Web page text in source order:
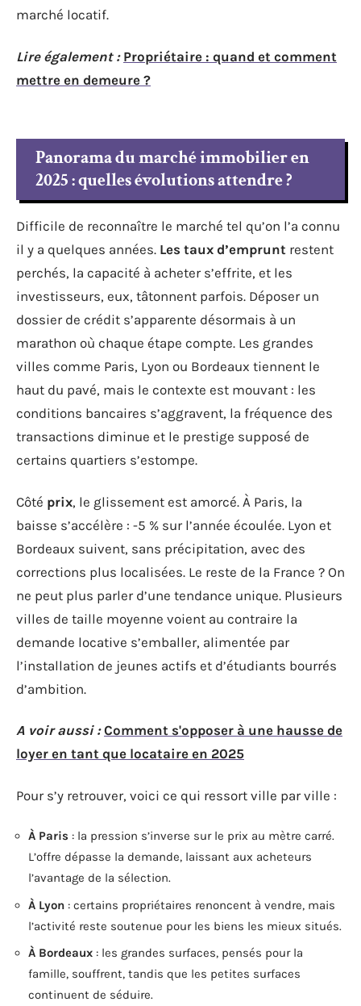
marché locatif.
Lire également : Propriétaire : quand et comment
mettre en demeure ?
Panorama du marché immobilier en
2025 : quelles évolutions attendre ?
Difficile de reconnaître le marché tel qu’on l’a connu
il y a quelques années. Les taux d’emprunt restent
perchés, la capacité à acheter s’effrite, et les
investisseurs, eux, tâtonnent parfois. Déposer un
dossier de crédit s’apparente désormais à un
marathon où chaque étape compte. Les grandes
villes comme Paris, Lyon ou Bordeaux tiennent le
haut du pavé, mais le contexte est mouvant : les
conditions bancaires s’aggravent, la fréquence des
transactions diminue et le prestige supposé de
certains quartiers s’estompe.
Côté prix, le glissement est amorcé. À Paris, la
baisse s’accélère : -5 % sur l’année écoulée. Lyon et
Bordeaux suivent, sans précipitation, avec des
corrections plus localisées. Le reste de la France ? On
ne peut plus parler d’une tendance unique. Plusieurs
villes de taille moyenne voient au contraire la
demande locative s’emballer, alimentée par
l’installation de jeunes actifs et d’étudiants bourrés
d’ambition.
A voir aussi : Comment s'opposer à une hausse de
loyer en tant que locataire en 2025
Pour s’y retrouver, voici ce qui ressort ville par ville :
À Paris : la pression s’inverse sur le prix au mètre carré.
L’offre dépasse la demande, laissant aux acheteurs
l’avantage de la sélection.
À Lyon : certains propriétaires renoncent à vendre, mais
l’activité reste soutenue pour les biens les mieux situés.
À Bordeaux : les grandes surfaces, pensés pour la
famille, souffrent, tandis que les petites surfaces
continuent de séduire.